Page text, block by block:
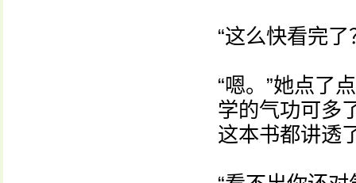
“这么快看完
“嗯。”她点了
学的气功可多
这本书都讲透